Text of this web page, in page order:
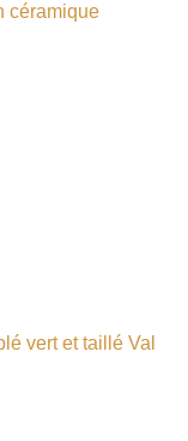
céramique
vert et taillé Val